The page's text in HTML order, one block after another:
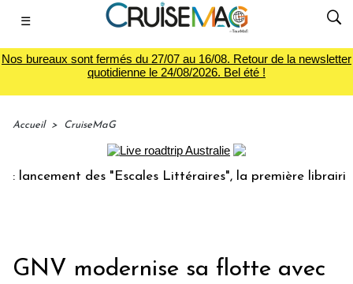
☰
Nos bureaux sont fermés du 27/07 au 16/08. Retour de la newsletter
quotidienne le 24/08/2026. Bel été !
Accueil > CruiseMaG
des "Escales Littéraires", la première librairie du
GNV modernise sa flotte avec